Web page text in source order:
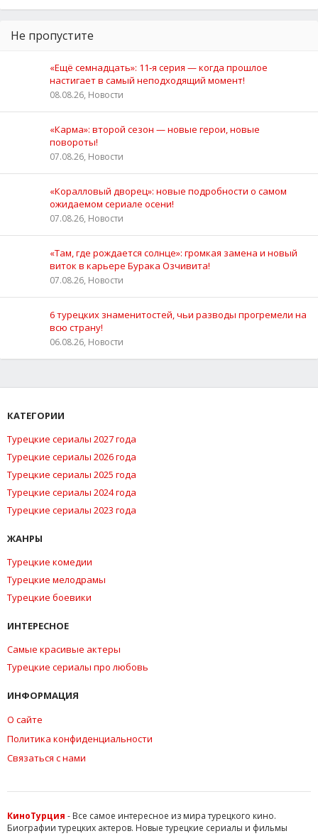
Не пропустите
«Ещё семнадцать»: 11‑я серия — когда прошлое
настигает в самый неподходящий момент!
08.08.26, Новости
«Карма»: второй сезон — новые герои, новые
повороты!
07.08.26, Новости
«Коралловый дворец»: новые подробности о самом
ожидаемом сериале осени!
07.08.26, Новости
«Там, где рождается солнце»: громкая замена и новый
виток в карьере Бурака Озчивита!
07.08.26, Новости
6 турецких знаменитостей, чьи разводы прогремели на
всю страну!
06.08.26, Новости
КАТЕГОРИИ
Турецкие сериалы 2027 года
Турецкие сериалы 2026 года
Турецкие сериалы 2025 года
Турецкие сериалы 2024 года
Турецкие сериалы 2023 года
ЖАНРЫ
Турецкие комедии
Турецкие мелодрамы
Турецкие боевики
ИНТЕРЕСНОЕ
Самые красивые актеры
Турецкие сериалы про любовь
ИНФОРМАЦИЯ
О сайте
Политика конфиденциальности
Связаться с нами
КиноТурция - Все самое интересное из мира турецкого кино.
Биографии турецких актеров. Новые турецкие сериалы и фильмы